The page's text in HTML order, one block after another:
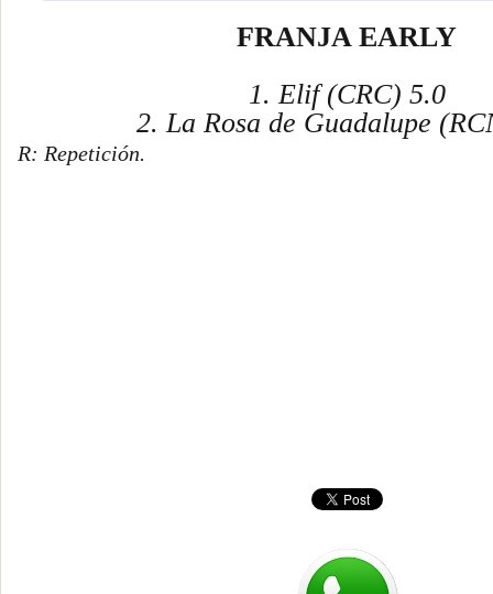
FRANJA EARLY
1. Elif (CRC) 5.0
2. La Rosa de Guadalupe
R: Repetición.